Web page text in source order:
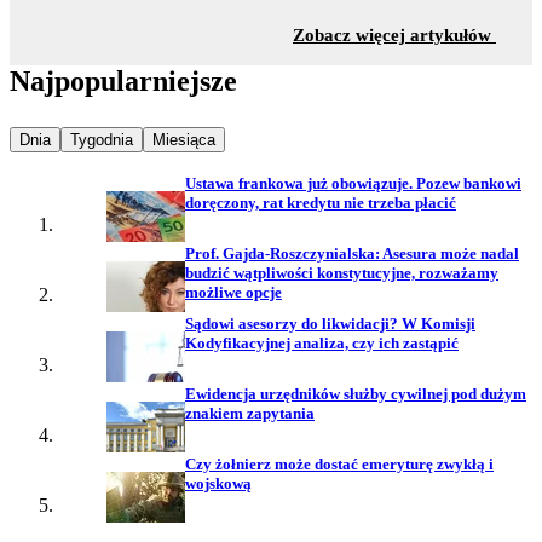
Zobacz więcej artykułów
Najpopularniejsze
Najpopularniejsze wiadomości z
Dnia Najpopularniejsze wiadomości z
Tygodnia Najpopularniejsze wiadomości z
Miesiąca
Ustawa frankowa już obowiązuje. Pozew bankowi
doręczony, rat kredytu nie trzeba płacić
Prof. Gajda-Roszczynialska: Asesura może nadal
budzić wątpliwości konstytucyjne, rozważamy
możliwe opcje
Sądowi asesorzy do likwidacji? W Komisji
Kodyfikacyjnej analiza, czy ich zastąpić
Ewidencja urzędników służby cywilnej pod dużym
znakiem zapytania
Czy żołnierz może dostać emeryturę zwykłą i
wojskową